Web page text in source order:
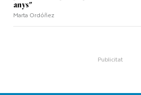
anys"
Marta Ordóñez